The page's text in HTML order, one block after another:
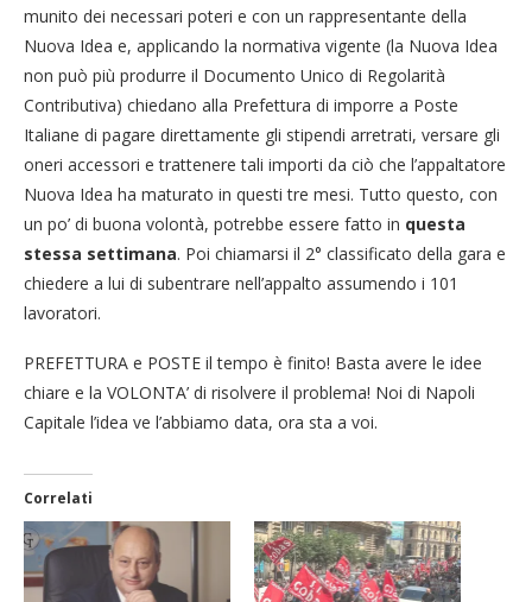
munito dei necessari poteri e con un rappresentante della
Nuova Idea e, applicando la normativa vigente (la Nuova Idea
non può più produrre il Documento Unico di Regolarità
Contributiva) chiedano alla Prefettura di imporre a Poste
Italiane di pagare direttamente gli stipendi arretrati, versare gli
oneri accessori e trattenere tali importi da ciò che l’appaltatore
Nuova Idea ha maturato in questi tre mesi. Tutto questo, con
un po’ di buona volontà, potrebbe essere fatto in questa
stessa settimana. Poi chiamarsi il 2° classificato della gara e
chiedere a lui di subentrare nell’appalto assumendo i 101
lavoratori.
PREFETTURA e POSTE il tempo è finito! Basta avere le idee
chiare e la VOLONTA’ di risolvere il problema! Noi di Napoli
Capitale l’idea ve l’abbiamo data, ora sta a voi.
Correlati